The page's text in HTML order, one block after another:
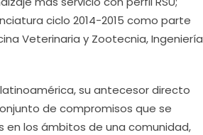
ciclo 2014-2015 como parte
Veterinaria y Zootecnia, Ingeniería
su antecesor directo
de compromisos que se
en los ámbitos de una comunidad,